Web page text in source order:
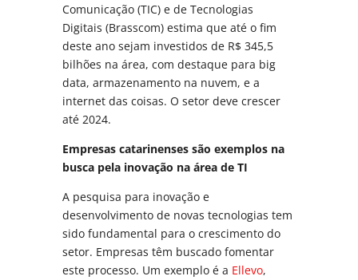
Comunicação (TIC) e de Tecnologias
Digitais (Brasscom) estima que até o fim
deste ano sejam investidos de R$ 345,5
bilhões na área, com destaque para big
data, armazenamento na nuvem, e a
internet das coisas. O setor deve crescer
até 2024.
Empresas catarinenses são exemplos na
busca pela inovação na área de TI
A pesquisa para inovação e
desenvolvimento de novas tecnologias tem
sido fundamental para o crescimento do
setor. Empresas têm buscado fomentar
este processo. Um exemplo é a Ellevo,